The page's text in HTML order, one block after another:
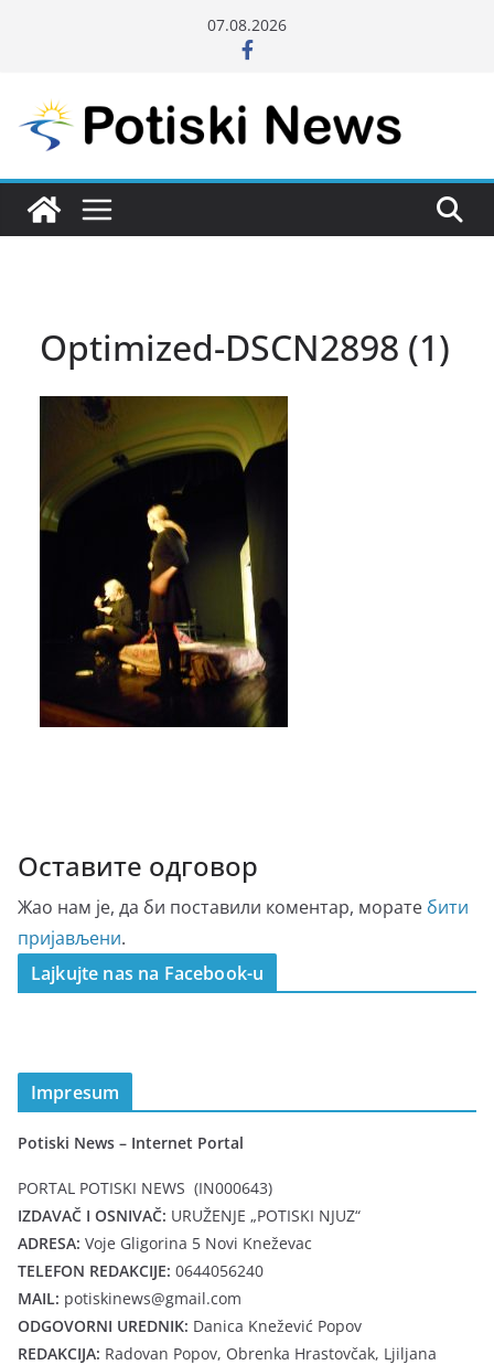
07.08.2026
Optimized-DSCN2898 (1)
Оставите одговор
Жао нам је, да би поставили коментар, морате бити
пријављени.
Lajkujte nas na Facebook-u
Impresum
Potiski News – Internet Portal
PORTAL POTISKI NEWS (IN000643)
IZDAVAČ I OSNIVAČ: URUŽENJE „POTISKI NJUZ“
ADRESA: Voje Gligorina 5 Novi Kneževac
TELEFON REDAKCIJE: 0644056240
MAIL: potiskinews@gmail.com
ODGOVORNI UREDNIK: Danica Knežević Popov
REDAKCIJA: Radovan Popov, Obrenka Hrastovčak, Ljiljana